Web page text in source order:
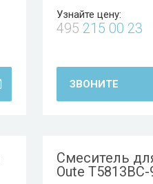
Узнайте цену:
495 215 00 23
ЗВОНИТЕ
Смеситель
Oute T5813BC-